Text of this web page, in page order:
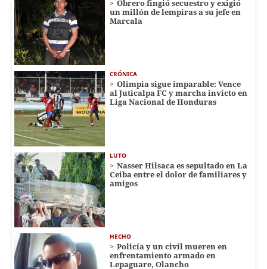
Obrero fingió secuestro y exigió
un millón de lempiras a su jefe en
Marcala
CRÓNICA
Olimpia sigue imparable: Vence
al Juticalpa FC y marcha invicto en
Liga Nacional de Honduras
LUTO
Nasser Hilsaca es sepultado en La
Ceiba entre el dolor de familiares y
amigos
HECHO
Policía y un civil mueren en
enfrentamiento armado en
Lepaguare, Olancho